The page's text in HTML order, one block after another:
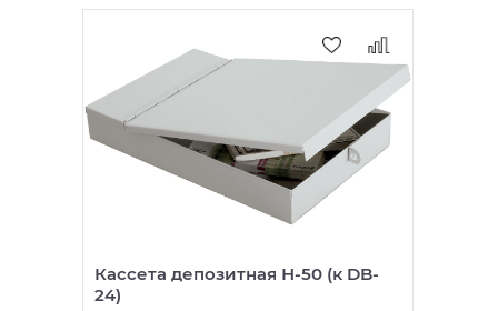
Кассета депозитная Н-50 (к DB-
24)